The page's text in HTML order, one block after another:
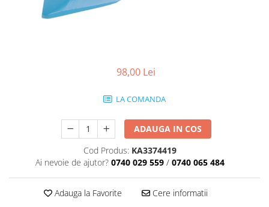
98,00 Lei
LA COMANDA
ADAUGA IN COS
Cod Produs: KA3374419
Ai nevoie de ajutor? 0740 029 559 / 0740 065 484
Adauga la Favorite Cere informatii